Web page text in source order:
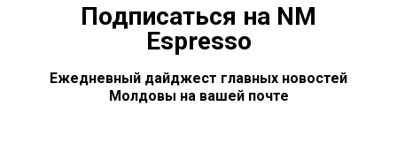
Подписаться на NM
Espresso
Ежедневный дайджест главных новостей
Молдовы на вашей почте